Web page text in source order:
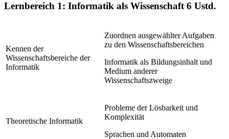
Lernbereich 1: Informatik als Wissenschaft 6 Ustd.
Kennen der
Wissenschaftsbereiche der
Informatik
Zuordnen ausgewählter Aufgaben
zu den Wissenschaftsbereichen
Informatik als Bildungsinhalt und
Medium anderer
Wissenschaftszweige
Theoretische Informatik
Probleme der Lösbarkeit und
Komplexität
Sprachen und Automaten